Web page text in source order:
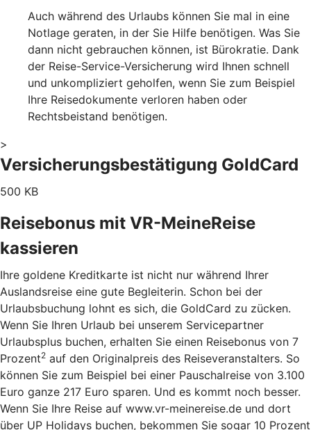
Auch während des Urlaubs können Sie mal in eine
Notlage geraten, in der Sie Hilfe benötigen. Was Sie
dann nicht gebrauchen können, ist Bürokratie. Dank
der Reise-Service-Versicherung wird Ihnen schnell
und unkompliziert geholfen, wenn Sie zum Beispiel
Ihre Reisedokumente verloren haben oder
Rechtsbeistand benötigen.
>
Versicherungsbestätigung GoldCard
500 KB
Reisebonus mit VR-MeineReise
kassieren
Ihre goldene Kreditkarte ist nicht nur während Ihrer
Auslandsreise eine gute Begleiterin. Schon bei der
Urlaubsbuchung lohnt es sich, die GoldCard zu zücken.
Wenn Sie Ihren Urlaub bei unserem Servicepartner
Urlaubsplus buchen, erhalten Sie einen Reisebonus von 7
Prozent2 auf den Originalpreis des Reiseveranstalters. So
können Sie zum Beispiel bei einer Pauschalreise von 3.100
Euro ganze 217 Euro sparen. Und es kommt noch besser.
Wenn Sie Ihre Reise auf www.vr-meinereise.de und dort
über UP Holidays buchen, bekommen Sie sogar 10 Prozent